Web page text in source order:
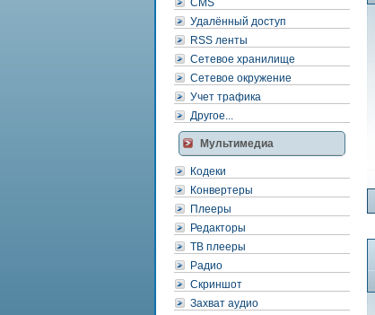
CMS
Удалённый доступ
RSS ленты
Сетевое хранилище
Сетевое окружение
Учет трафика
Другое...
Мультимедиа
Кодеки
Конвертеры
Плееры
Редакторы
ТВ плееры
Радио
Скриншот
Захват аудио